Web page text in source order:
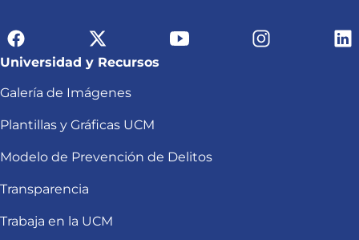
Universidad y Recursos
Galería de Imágenes
Plantillas y Gráficas UCM
Modelo de Prevención de Delitos
Transparencia
Trabaja en la UCM